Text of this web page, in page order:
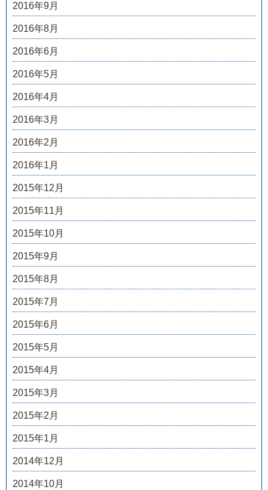
2016年9月
2016年8月
2016年6月
2016年5月
2016年4月
2016年3月
2016年2月
2016年1月
2015年12月
2015年11月
2015年10月
2015年9月
2015年8月
2015年7月
2015年6月
2015年5月
2015年4月
2015年3月
2015年2月
2015年1月
2014年12月
2014年10月